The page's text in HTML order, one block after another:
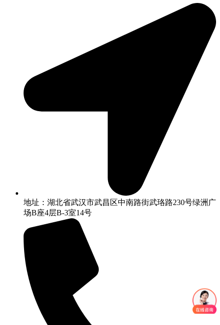
地址：湖北省武汉市武昌区中南路街武珞路230号绿洲广
场B座4层B-3室14号